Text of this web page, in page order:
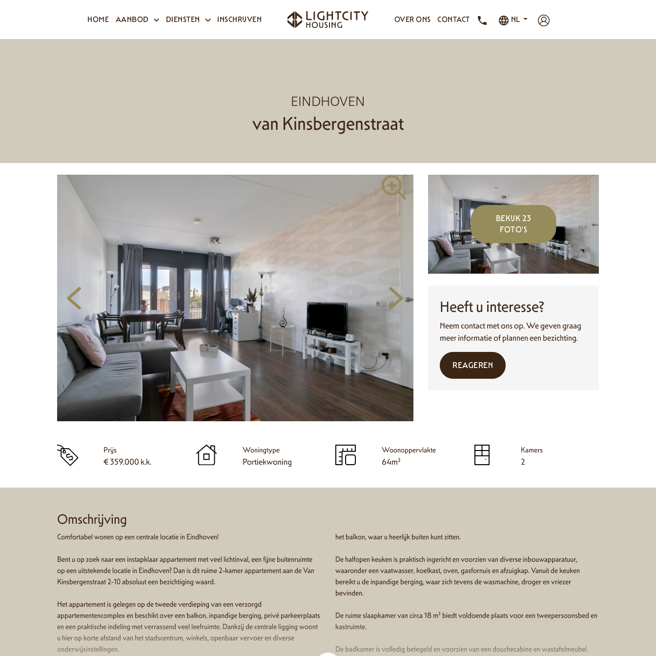
HOME AANBOD DIENSTEN INSCHRIJVEN OVER ONS CONTACT NL
EINDHOVEN
van Kinsbergenstraat
BEKIJK 23
FOTO'S
Heeft u interesse?
Neem contact met ons op. We geven graag
meer informatie of plannen een bezichting.
REAGEREN
Prijs
€ 359.000 k.k.
Woningtype
Portiekwoning
Woonoppervlakte
64m²
Kamers
2
Omschrijving
Comfortabel wonen op een centrale locatie in Eindhoven!
Bent u op zoek naar een instapklaar appartement met veel lichtinval, een fijne buitenruimte
op een uitstekende locatie in Eindhoven? Dan is dit ruime 2-kamer appartement aan de Van
Kinsbergenstraat 2-10 absoluut een bezichtiging waard.
Het appartement is gelegen op de tweede verdieping van een verzorgd
appartementencomplex en beschikt over een balkon, inpandige berging, privé parkeerplaats
en een praktische indeling met verrassend veel leefruimte. Dankzij de centrale ligging woont
u hier op korte afstand van het stadscentrum, winkels, openbaar vervoer en diverse
onderwijsinstellingen.
het balkon, waar u heerlijk buiten kunt zitten.
De halfopen keuken is praktisch ingericht en voorzien van diverse inbouwapparatuur,
waaronder een vaatwasser, koelkast, oven, gasfornuis en afzuigkap. Vanuit de keuken
bereikt u de inpandige berging, waar zich tevens de wasmachine, droger en vriezer
bevinden.
De ruime slaapkamer van circa 18 m² biedt voldoende plaats voor een tweepersoonsbed en
kastruimte.
De badkamer is volledig betegeld en voorzien van een douchecabine en wastafelmeubel.